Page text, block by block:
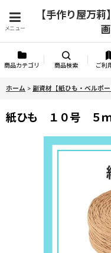
メニュー
【手作り屋万
商品カテゴリ 商品検索 ご利
ホーム > 副資材【紙ひも・ベルポー
紙ひも １０号 ５